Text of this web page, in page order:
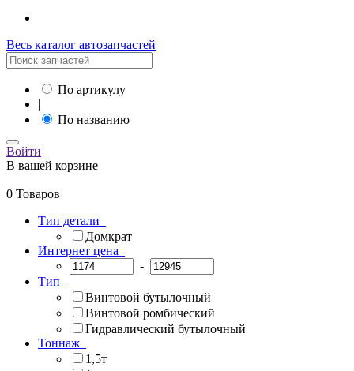
Весь каталог автозапчастей
По артикулу
|
По названию
Войти
В вашей корзине
0 Товаров
Тип детали
Домкрат
Интернет цена
-
Тип
Винтовой бутылочный
Винтовой ромбический
Гидравлический бутылочный
Тоннаж
1,5т